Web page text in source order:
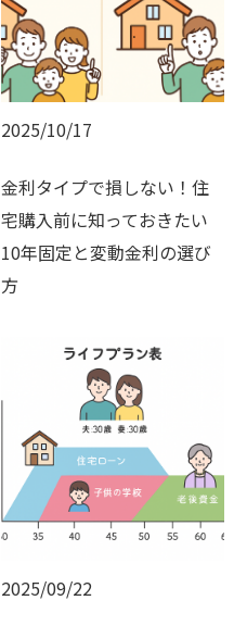
2025/10/17
金利タイプで損しない！住
宅購入前に知っておきたい
10年固定と変動金利の選び
方
2025/09/22